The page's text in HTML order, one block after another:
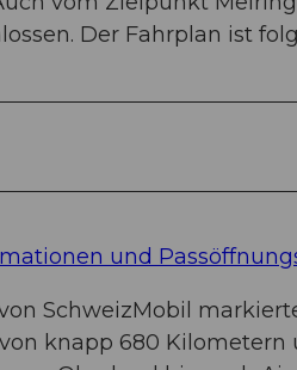
Der Fahrplan ist
und
SchweizMobil
knapp 680